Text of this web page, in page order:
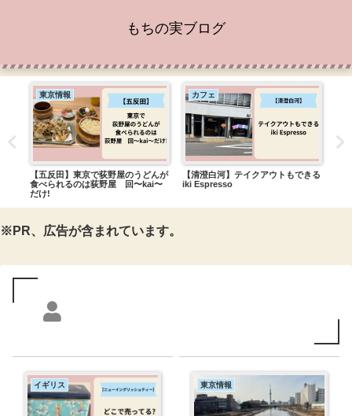
もちの実ブログ
東京情報
【五反田】東京で荻野屋のうどんが
食べられるのは荻野屋 回〜kai〜
だけ!
カフェ
【清澄白河】テイクアウトもできる
iki Espresso
※PR、広告が含まれています。
イギリス 東京情報